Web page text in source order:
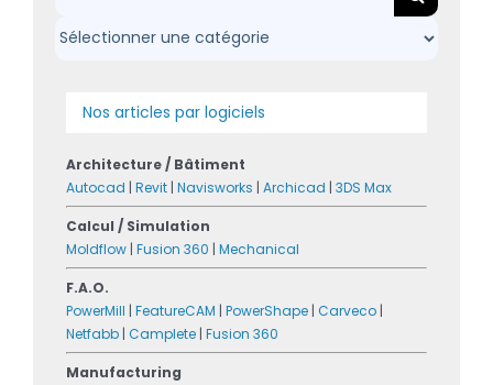
Nos articles par logiciels
Architecture / Bâtiment
Autocad | Revit | Navisworks | Archicad | 3DS Max
Calcul / Simulation
Moldflow | Fusion 360 | Mechanical
F.A.O.
PowerMill | FeatureCAM | PowerShape | Carveco |
Netfabb | Camplete | Fusion 360
Manufacturing